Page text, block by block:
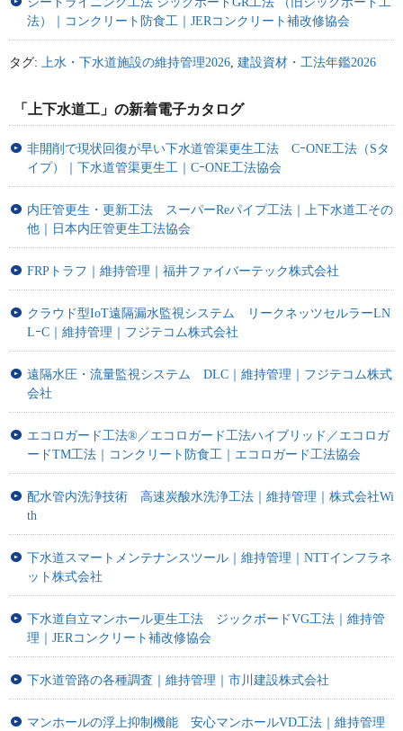
法）｜コンクリート防食工｜JERコンクリート補改修協会
タグ: 上水・下水道施設の維持管理2026, 建設資材・工法年鑑2026
「上下水道工」の新着電子カタログ
非開削で現状回復が早い下水道管渠更生工法 CｰONE工法（Sタ
イプ）｜下水道管渠更生工｜CｰONE工法協会
内圧管更生・更新工法 スーパーReパイプ工法｜上下水道工その
他｜日本内圧管更生工法協会
FRPトラフ｜維持管理｜福井ファイバーテック株式会社
クラウド型IoT遠隔漏水監視システム リークネッツセルラーLN
LｰC｜維持管理｜フジテコム株式会社
遠隔水圧・流量監視システム DLC｜維持管理｜フジテコム株式
会社
エコロガード工法®／エコロガード工法ハイブリッド／エコロガ
ードTM工法｜コンクリート防食工｜エコロガード工法協会
配水管内洗浄技術 高速炭酸水洗浄工法｜維持管理｜株式会社Wi
th
下水道スマートメンテナンスツール｜維持管理｜NTTインフラネ
ット株式会社
下水道自立マンホール更生工法 ジックボードVG工法｜維持管
理｜JERコンクリート補改修協会
下水道管路の各種調査｜維持管理｜市川建設株式会社
マンホールの浮上抑制機能 安心マンホールVD工法｜維持管理